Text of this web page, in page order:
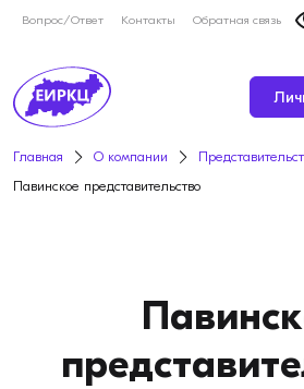
Вопрос/Ответ Контакты Обратная связь
Главная О компании
Павинское представительство